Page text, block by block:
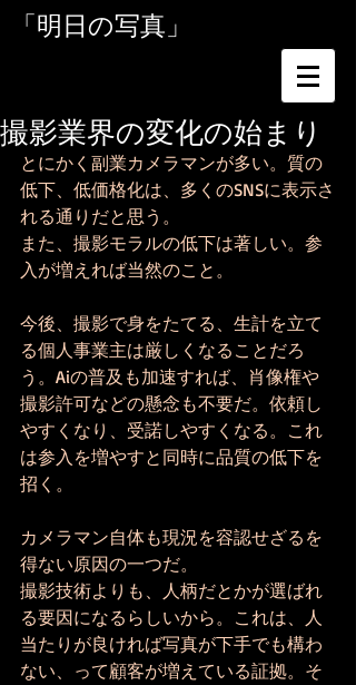
「明日の写真」
撮影業界の変化の始まり
とにかく副業カメラマンが多い。質の
低下、低価格化は、多くのSNSに表示さ
れる通りだと思う。
また、撮影モラルの低下は著しい。参
入が増えれば当然のこと。
今後、撮影で身をたてる、生計を立て
る個人事業主は厳しくなることだろ
う。Aiの普及も加速すれば、肖像権や
撮影許可などの懸念も不要だ。依頼し
やすくなり、受諾しやすくなる。これ
は参入を増やすと同時に品質の低下を
招く。
カメラマン自体も現況を容認せざるを
得ない原因の一つだ。
撮影技術よりも、人柄だとかが選ばれ
る要因になるらしいから。これは、人
当たりが良ければ写真が下手でも構わ
ない、って顧客が増えている証拠。そ